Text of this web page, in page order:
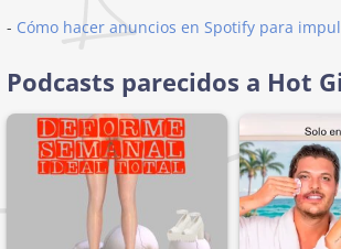
- Cómo hacer anuncios en Spotify para
Podcasts parecidos a Hot